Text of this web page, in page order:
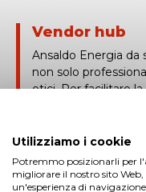
Vendor hub
Ansaldo Energia
non solo
etici. Per facilitare
Ansaldo Energia
basata sulla
delle informazioni
login in
Utilizziamo i cookie
Potremmo posizionarli per
migliorare il nostro sito
un'esperienza di